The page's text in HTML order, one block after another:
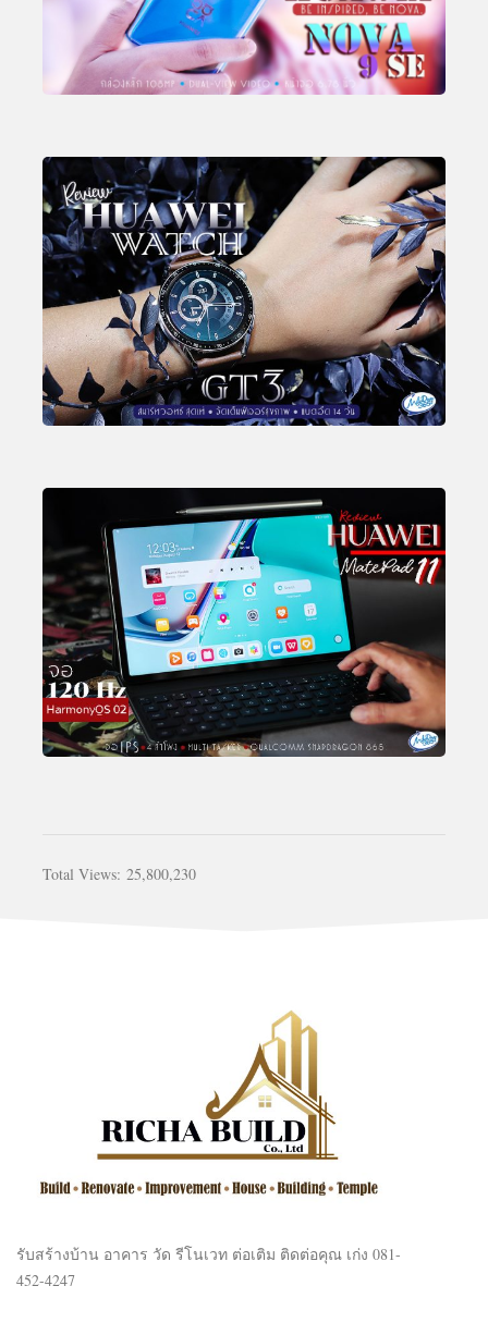
Total Views: 25,800,230
รับสร้างบ้าน อาคาร วัด รีโนเวท ต่อเติม ติดต่อคุณ เก่ง 081-
452-4247